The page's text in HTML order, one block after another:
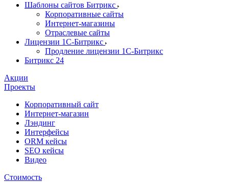
Шаблоны сайтов Битрикс
Корпоративные сайты
Интернет-магазины
Отраслевые сайты
Лицензии 1С-Битрикс
Продление лицензии 1С-Битрикс
Битрикс 24
Акции
Проекты
Корпоративный сайт
Интернет-магазин
Лэндинг
Интерфейсы
ORM кейсы
SEO кейсы
Видео
Стоимость